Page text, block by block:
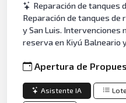
Reparación de tanques
Reparación de tanques de
y San Luis. Intervenciones
reserva en Kiyú Balneario
Apertura de
Asistente IA